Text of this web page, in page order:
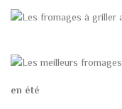
en été